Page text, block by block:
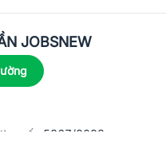
JOBSNEW
số:
5867/2023